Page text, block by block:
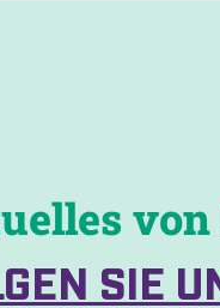
von
SIE